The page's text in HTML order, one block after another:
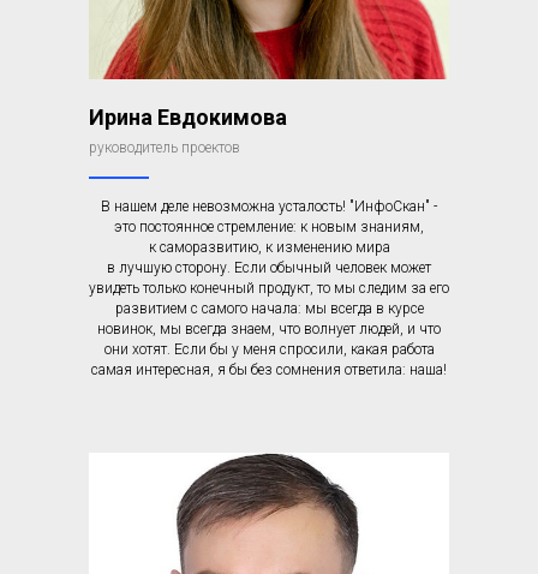
Ирина Евдокимова
руководитель проектов
В нашем деле невозможна усталость! "ИнфоСкан" -
это постоянное стремление: к новым знаниям,
к саморазвитию, к изменению мира
в лучшую сторону. Если обычный человек может
увидеть только конечный продукт, то мы следим за его
развитием с самого начала: мы всегда в курсе
новинок, мы всегда знаем, что волнует людей, и что
они хотят. Если бы у меня спросили, какая работа
самая интересная, я бы без сомнения ответила: наша!